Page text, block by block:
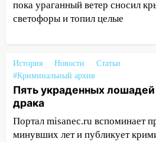
моста утопили
Итоги 9 августа
человека на Волге и
коллапс
19:43 Из-за ураганного
деревья в парке
18:00 Пепелище на
пока ураганный ветер сносил
светофоры и топил целые
История Новости
Статьи
#Криминальный архив
Пять украденных
драка
Портал misanec.ru вспоминает
минувших лет и публикует